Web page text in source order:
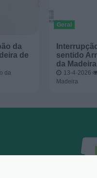
da
de
da
Geral
sentido
da
13-4-2026
Madeira